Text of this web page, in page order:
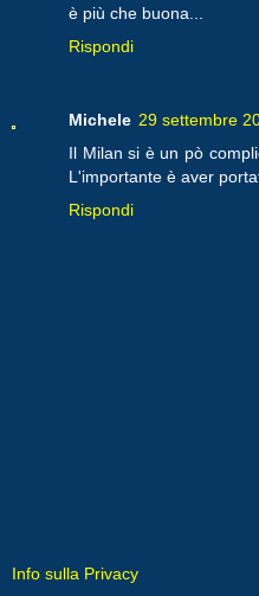
è più che buona...
Rispondi
Michele 29 settembre
Il Milan si è un pò
L'importante è aver
Rispondi
Info sulla Privacy